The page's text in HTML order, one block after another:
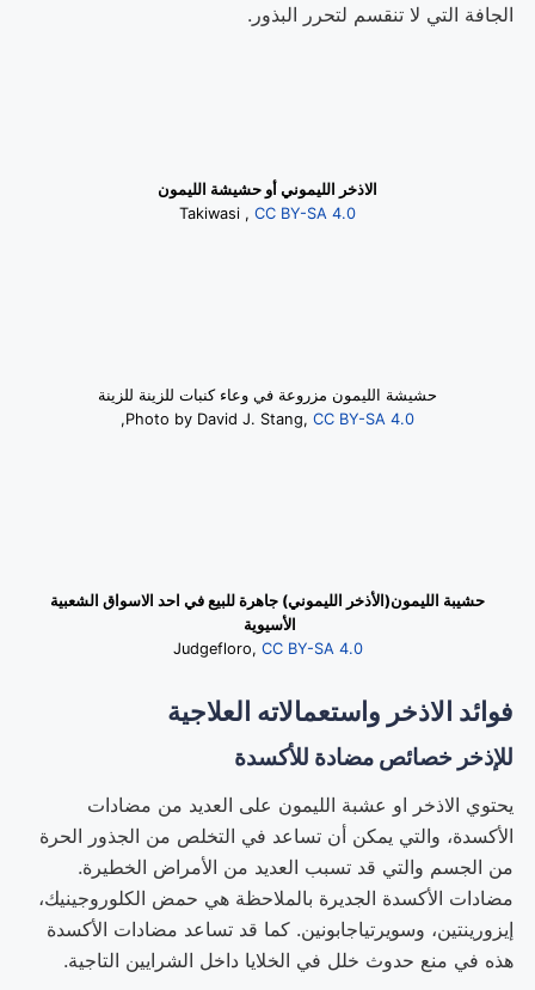
الجافة التي لا تنقسم لتحرر البذور .
الاذخر الليموني أو حشيشة الليمون
Takiwasi , CC BY-SA 4.0
حشيشة الليمون مزروعة في وعاء كنبات للزينة للزينة
Photo by David J. Stang, CC BY-SA 4.0
,
حشيبة الليمون(الأذخر الليموني) جاهرة للبيع في احد الاسواق الشعبية
الأسيوية
Judgefloro, CC BY-SA 4.0
فوائد الاذخر واستعمالاته العلاجية
للإذخر خصائص مضادة للأكسدة
يحتوي الاذخر او عشبة الليمون على العديد من مضادات
الأكسدة، والتي يمكن أن تساعد في التخلص من الجذور الحرة
من الجسم والتي قد تسبب العديد من الأمراض الخطيرة.
مضادات الأكسدة الجديرة بالملاحظة هي حمض الكلوروجينيك،
إيزورينتين، وسويرتياجابونين. كما قد تساعد مضادات الأكسدة
هذه في منع حدوث خلل في الخلايا داخل الشرايين التاجية.